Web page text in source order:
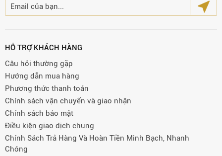
HỖ TRỢ KHÁCH HÀNG
Câu hỏi thường gặp
Hướng dẫn mua hàng
Phương thức thanh toán
Chính sách vận chuyển và giao nhận
Chính sách bảo mật
Điều kiện giao dịch chung
Chính Sách Trả Hàng Và Hoàn Tiền Minh Bạch, Nhanh
Chóng